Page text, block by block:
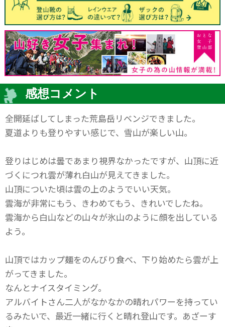
感想コメント
全開延ばしてしまった荒島岳リベンジできました。
夏道よりも登りやすい感じで、雪山が楽しい山。
登りはじめは曇であまり視界なかったですが、山頂に近
づくにつれ雲が薄れ白山が見えてきました。
山頂についた頃は雲の上のようでいい天気。
雲海が非常にもう、きわめてもう、きれいでしたね。
雲海から白山などの山々が氷山のように顔を出している
よう。
山頂ではカップ麺をのんびり食べ、下り始めたら雲が上
がってきました。
なんとナイスタイミング。
アルバイトさん二人がなかなかの晴れパワーを持ってい
るみたいで、最近一緒に行くと晴れ登山です。あざーす